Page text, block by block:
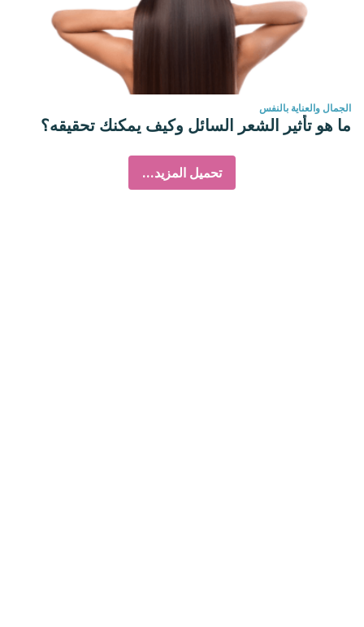
الجمال والعناية بالنفس
ما هو تأثير الشعر السائل وكيف يمكنك تحقيقه؟
تحميل المزيد...